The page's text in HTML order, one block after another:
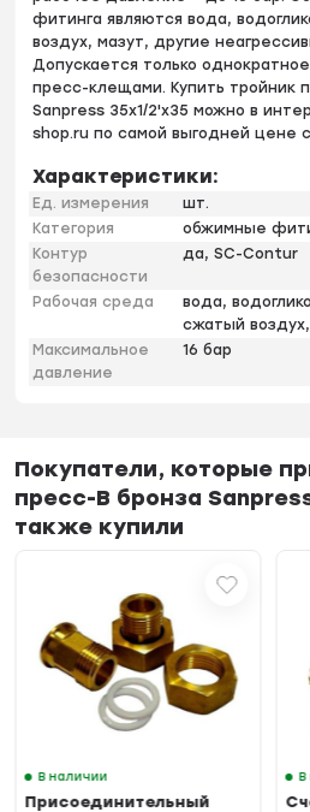
фитинга являются вода,
воздух, мазут, другие
Допускается только
пресс-клещами. Купить тройник
Sanpress 35х1/2'х35 можно в
shop.ru по самой выгодней цене
Характеристики:
Ед. измерения
шт.
Категория
обжимные
Контур
безопасности
да, SC-Contur
Рабочая среда
вода,
сжатый
Максимальное
давление
16 бар
Покупатели, которые
пресс-В бронза
также купили
В наличии
Присоединительный
В